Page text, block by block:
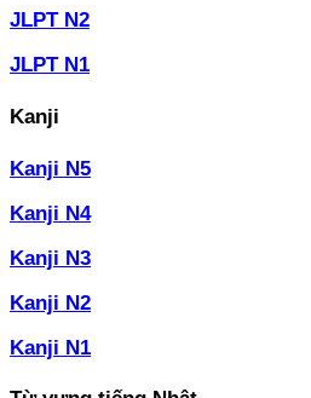
JLPT N2
JLPT N1
Kanji
Kanji N5
Kanji N4
Kanji N3
Kanji N2
Kanji N1